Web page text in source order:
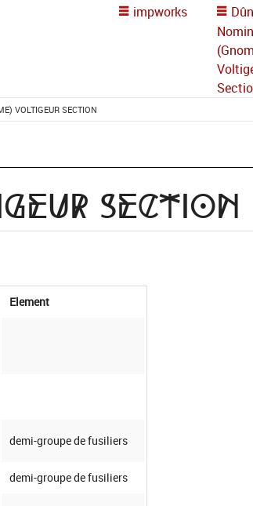
impworks
Nomin
VOLTIGEUR SECTION
Section
Element
demi-groupe de fusiliers
demi-groupe de fusiliers